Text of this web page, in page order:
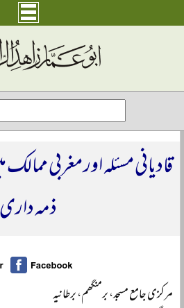
قادیانی مسئلہ اور مغربی
ذمہ داری
مرکزی جامع مسجد، برمنگھم، برطانیہ